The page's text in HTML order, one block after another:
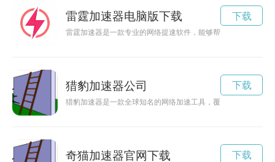
雷霆加速器电脑版下载
雷霆加速器是一款专业的网络提速软件，能够帮助用户解决网
下载
猎豹加速器公司
猎豹加速器是一款全球知名的网络加速工具，覆盖62个国家和
下载
奇猫加速器官网下载 下载